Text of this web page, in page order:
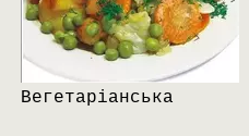
Вегетаріанська